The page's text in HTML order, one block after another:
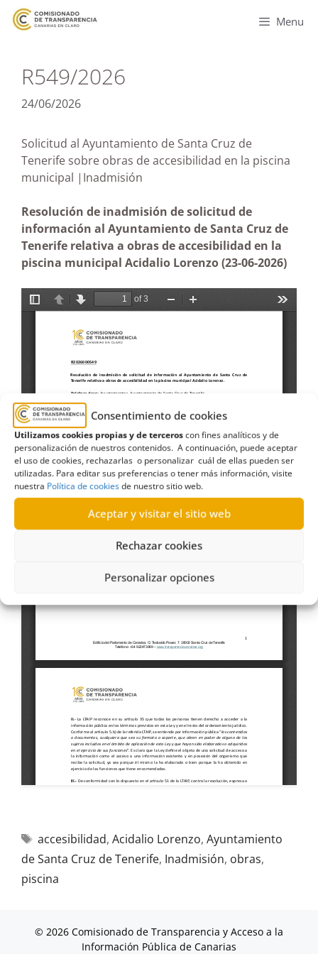
Consentimiento de cookies
Utilizamos cookies propias y de terceroscon fines analíticos y de
personalización de nuestros contenidos. A continuación, puede aceptar
el uso de cookies, rechazarlas o personalizar cuál de ellas pueden ser
utilizadas. Para editar sus preferencias o tener más información, visite
nuestra Política de cookiesde nuestro sitio web.
Aceptar y visitar el sitio web
Rechazar cookies
Personalizar opciones
Menu
R549/2026
24/06/2026
Solicitud al Ayuntamiento de Santa Cruz de
Tenerife sobre obras de accesibilidad en la piscina
municipal |Inadmisión
Resolución de inadmisión de solicitud de
información al Ayuntamiento de Santa Cruz de
Tenerife relativa a obras de accesibilidad en la
piscina municipal Acidalio Lorenzo (23-06-2026)
accesibilidad, Acidalio Lorenzo, Ayuntamiento
de Santa Cruz de Tenerife, Inadmisión, obras,
piscina
© 2026 Comisionado de Transparencia y Acceso a la
Información Pública de Canarias